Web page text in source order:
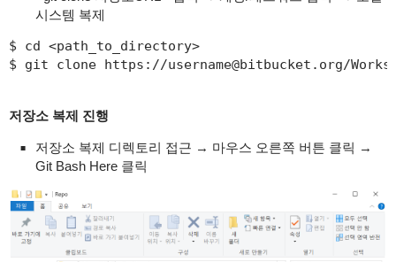
시스템 복제
$ cd <path_to_directory>
$ git clone https://username@bitbucket.org/
저장소 복제 진행
저장소 복제 디렉토리 접근 → 마우스 오른쪽 버튼 클릭 →
Git Bash Here 클릭